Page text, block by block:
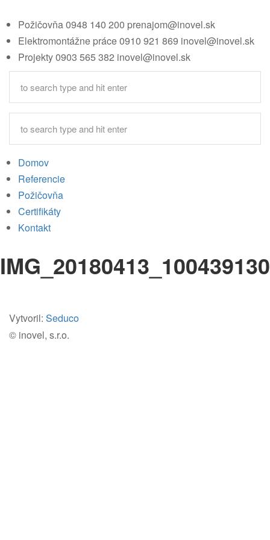
Požičovňa0948 140 200 prenajom@inovel.sk
Elektromontážne práce0910 921 869 inovel@inovel.sk
Projekty0903 565 382 inovel@inovel.sk
Domov
Referencie
Požičovňa
Certifikáty
Kontakt
IMG_20180413_100439130
Vytvoril: Seduco
© inovel, s.r.o.